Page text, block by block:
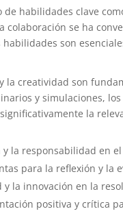
de habilidades clave
colaboración se ha
son
la creatividad son
y simulaciones,
la
la responsabilidad en
para la reflexión y la
y la innovación en la
positiva y crítica